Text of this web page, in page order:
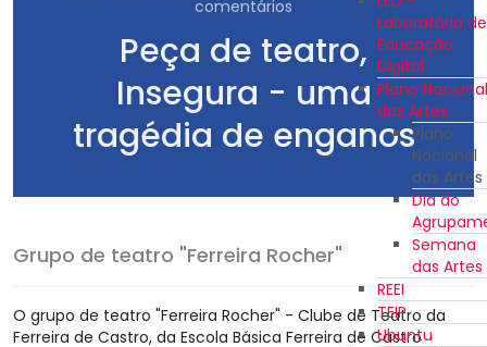
Laboratório de
Educação
Digital
Plano Nacional
das Artes
Plano
Nacional
das Artes
Dia do
Semana
das Artes
REEI
TEIP
Ubuntu
comentários
Peça de teatro,
Insegura - uma
tragédia de enganos
Grupo de teatro "Ferreira Rocher"
O grupo de teatro "Ferreira Rocher" - Clube de Teatro da
Ferreira de Castro, da Escola Básica Ferreira de Castro